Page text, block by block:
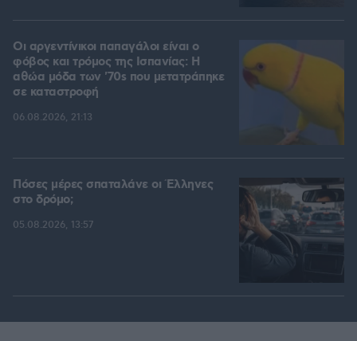
Οι αργεντίνικοι παπαγάλοι είναι ο
φόβος και τρόμος της Ισπανίας: Η
αθώα μόδα των '70s που μετατράπηκε
σε καταστροφή
06.08.2026, 21:13
Πόσες μέρες σπαταλάνε οι Έλληνες
στο δρόμο;
05.08.2026, 13:57